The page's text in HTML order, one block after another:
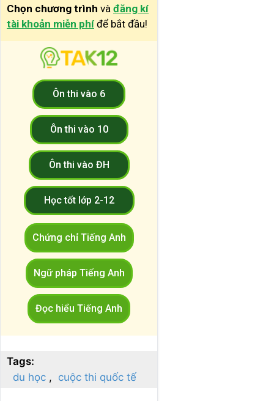
Chọn chương trình và đăng kí
tài khoản miễn phí để bắt đầu!
Ôn thi vào 6
Ôn thi vào 10
Ôn thi vào ĐH
Học tốt lớp 2-12
Chứng chỉ Tiếng Anh
Ngữ pháp Tiếng Anh
Đọc hiểu Tiếng Anh
Tags:
du học
cuộc thi quốc tế